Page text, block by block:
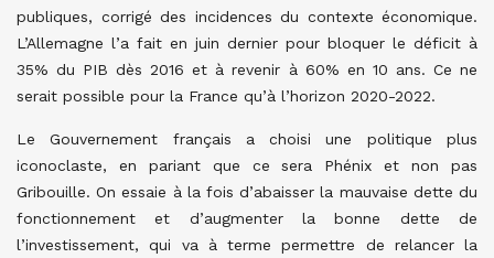
publiques, corrigé des incidences du contexte économique.
L’Allemagne l’a fait en juin dernier pour bloquer le déficit à
35% du PIB dès 2016 et à revenir à 60% en 10 ans. Ce ne
serait possible pour la France qu’à l’horizon 2020-2022.
Le Gouvernement français a choisi une politique plus
iconoclaste, en pariant que ce sera Phénix et non pas
Gribouille. On essaie à la fois d’abaisser la mauvaise dette du
fonctionnement et d’augmenter la bonne dette de
l’investissement, qui va à terme permettre de relancer la